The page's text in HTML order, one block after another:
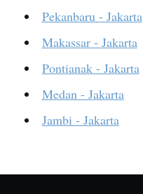
Pekanbaru - Jakarta
Makassar - Jakarta
Pontianak - Jakarta
Medan - Jakarta
Jambi - Jakarta